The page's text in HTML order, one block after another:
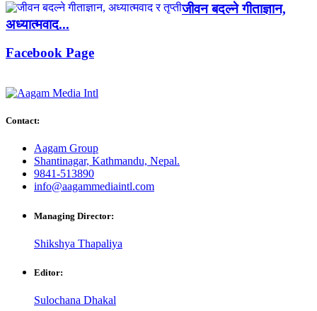
जीवन बदल्ने गीताज्ञान,
अध्यात्मवाद...
Facebook Page
Contact:
Aagam Group
Shantinagar, Kathmandu, Nepal.
9841-513890
info@aagammediaintl.com
Managing Director:
Shikshya Thapaliya
Editor:
Sulochana Dhakal